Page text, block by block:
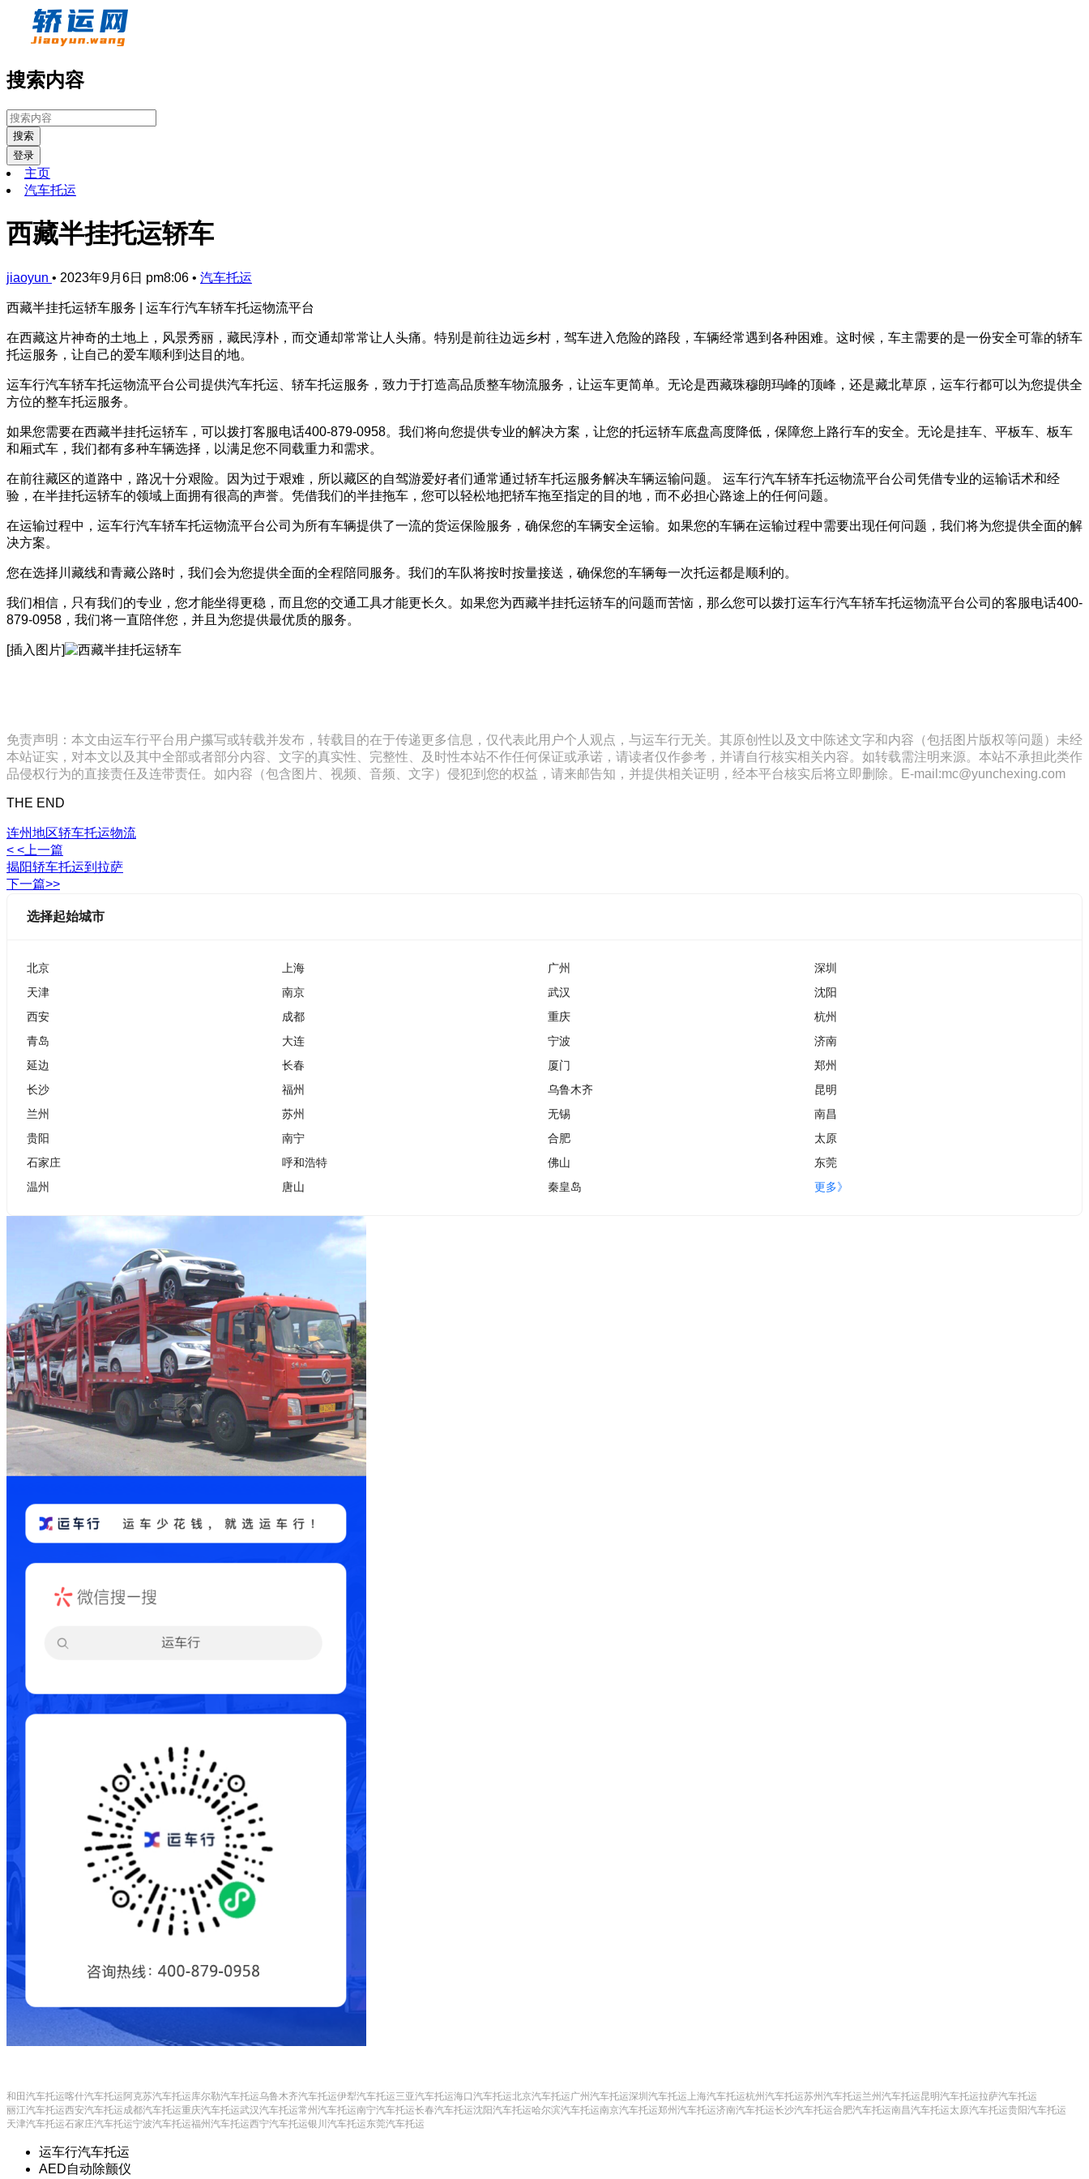
搜索内容
搜索
登录
主页
汽车托运
西藏半挂托运轿车
jiaoyun • 2023年9月6日 pm8:06 • 汽车托运
西藏半挂托运轿车服务 | 运车行汽车轿车托运物流平台
在西藏这片神奇的土地上，风景秀丽，藏民淳朴，而交通却常常让人头痛。特别是前往边远乡村，驾车进入危险的路段，车辆经常遇到各种困难。这时候，车主需要的是一份安全可靠的轿车
托运服务，让自己的爱车顺利到达目的地。
运车行汽车轿车托运物流平台公司提供汽车托运、轿车托运服务，致力于打造高品质整车物流服务，让运车更简单。无论是西藏珠穆朗玛峰的顶峰，还是藏北草原，运车行都可以为您提供全
方位的整车托运服务。
如果您需要在西藏半挂托运轿车，可以拨打客服电话400-879-0958。我们将向您提供专业的解决方案，让您的托运轿车底盘高度降低，保障您上路行车的安全。无论是挂车、平板车、板车
和厢式车，我们都有多种车辆选择，以满足您不同载重力和需求。
在前往藏区的道路中，路况十分艰险。因为过于艰难，所以藏区的自驾游爱好者们通常通过轿车托运服务解决车辆运输问题。 运车行汽车轿车托运物流平台公司凭借专业的运输话术和经
验，在半挂托运轿车的领域上面拥有很高的声誉。凭借我们的半挂拖车，您可以轻松地把轿车拖至指定的目的地，而不必担心路途上的任何问题。
在运输过程中，运车行汽车轿车托运物流平台公司为所有车辆提供了一流的货运保险服务，确保您的车辆安全运输。如果您的车辆在运输过程中需要出现任何问题，我们将为您提供全面的解
决方案。
您在选择川藏线和青藏公路时，我们会为您提供全面的全程陪同服务。我们的车队将按时按量接送，确保您的车辆每一次托运都是顺利的。
我们相信，只有我们的专业，您才能坐得更稳，而且您的交通工具才能更长久。如果您为西藏半挂托运轿车的问题而苦恼，那么您可以拨打运车行汽车轿车托运物流平台公司的客服电话400-
879-0958，我们将一直陪伴您，并且为您提供最优质的服务。
[插入图片]
免责声明：本文由运车行平台用户攥写或转载并发布，转载目的在于传递更多信息，仅代表此用户个人观点，与运车行无关。其原创性以及文中陈述文字和内容（包括图片版权等问题）未经
本站证实，对本文以及其中全部或者部分内容、文字的真实性、完整性、及时性本站不作任何保证或承诺，请读者仅作参考，并请自行核实相关内容。如转载需注明来源。本站不承担此类作
品侵权行为的直接责任及连带责任。如内容（包含图片、视频、音频、文字）侵犯到您的权益，请来邮告知，并提供相关证明，经本平台核实后将立即删除。E-mail:mc@yunchexing.com
THE END
连州地区轿车托运物流
< <上一篇
揭阳轿车托运到拉萨
下一篇>>
选择起始城市
北京 上海 广州
深圳
天津
南京 武汉
沈阳
西安
成都 重庆
杭州
青岛
大连 宁波
济南
延边
长春 厦门
郑州
长沙
福州 乌鲁木齐
昆明
兰州
苏州 无锡
南昌
贵阳
南宁 合肥
太原
石家庄
呼和浩特 佛山
东莞
温州
唐山 秦皇岛 更多》
和田汽车托运喀什汽车托运阿克苏汽车托运库尔勒汽车托运乌鲁木齐汽车托运伊犁汽车托运三亚汽车托运海口汽车托运北京汽车托运广州汽车托运深圳汽车托运 上海汽车托运杭州汽车托运苏州汽车托运兰州汽车托运昆明汽车托运拉萨汽车托运
丽江汽车托运西安汽车托运成都汽车托运重庆汽车托运武汉汽车托运常州汽车托运南宁汽车托运长春汽车托运沈阳汽车托运哈尔滨汽车托运南京汽车托运郑州汽车托运济南汽车托运长沙汽车托运合肥汽车托运南昌汽车托运太原汽车托运贵阳汽车托运
天津汽车托运石家庄汽车托运宁波汽车托运福州汽车托运西宁汽车托运银川汽车托运东莞汽车托运
运车行汽车托运
AED自动除颤仪